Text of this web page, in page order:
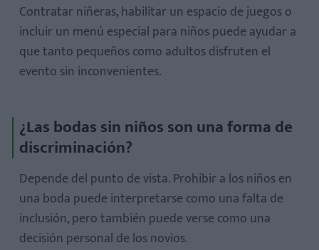
Contratar niñeras, habilitar un espacio de juegos o
incluir un menú especial para niños puede ayudar a
que tanto pequeños como adultos disfruten el
evento sin inconvenientes.
¿Las bodas sin niños son una forma de
discriminación?
Depende del punto de vista. Prohibir a los niños en
una boda puede interpretarse como una falta de
inclusión, pero también puede verse como una
decisión personal de los novios.